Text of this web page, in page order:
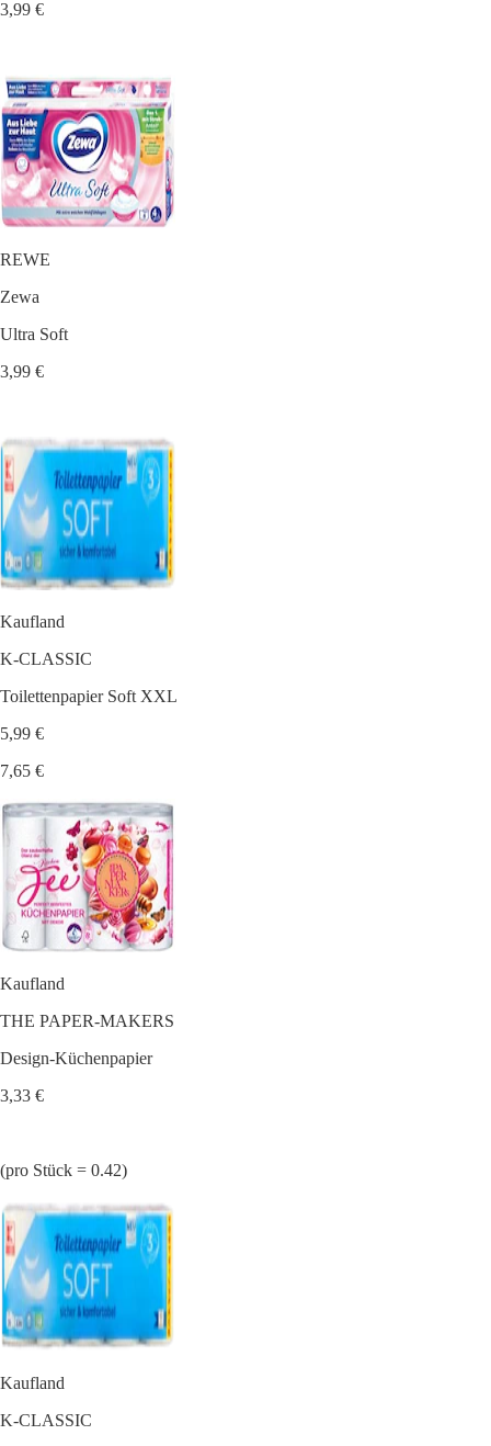
3,99 €
REWE
Zewa
Ultra Soft
3,99 €
Kaufland
K-CLASSIC
Toilettenpapier Soft XXL
5,99 €
7,65 €
Kaufland
THE PAPER-MAKERS
Design-Küchenpapier
3,33 €
(pro Stück = 0.42)
Kaufland
K-CLASSIC